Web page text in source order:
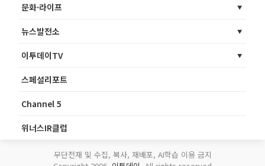
문화·라이프
뉴스발전소
이투데이TV
스페셜리포트
Channel 5
위너스IR클럽
무단전재 및 수집, 복사, 재배포, AI학습 이용 금지